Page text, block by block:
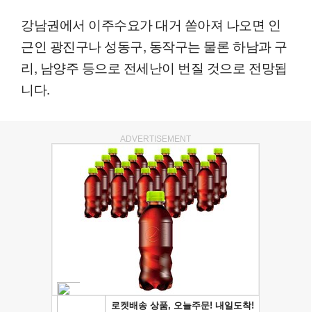
강남권에서 이주수요가 대거 쏟아져 나오면 인
근인 광진구나 성동구, 동작구는 물론 하남과 구
리, 남양주 등으로 전세난이 번질 것으로 전망됩
니다.
ADVERTISEMENT